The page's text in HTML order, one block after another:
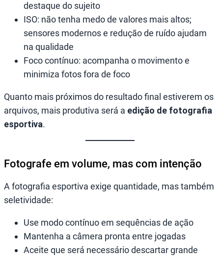
destaque do sujeito
ISO: não tenha medo de valores mais altos;
sensores modernos e redução de ruído ajudam
na qualidade
Foco contínuo: acompanha o movimento e
minimiza fotos fora de foco
Quanto mais próximos do resultado final estiverem os
arquivos, mais produtiva será a edição de fotografia
esportiva.
Fotografe em volume, mas com intenção
A fotografia esportiva exige quantidade, mas também
seletividade:
Use modo contínuo em sequências de ação
Mantenha a câmera pronta entre jogadas
Aceite que será necessário descartar grande